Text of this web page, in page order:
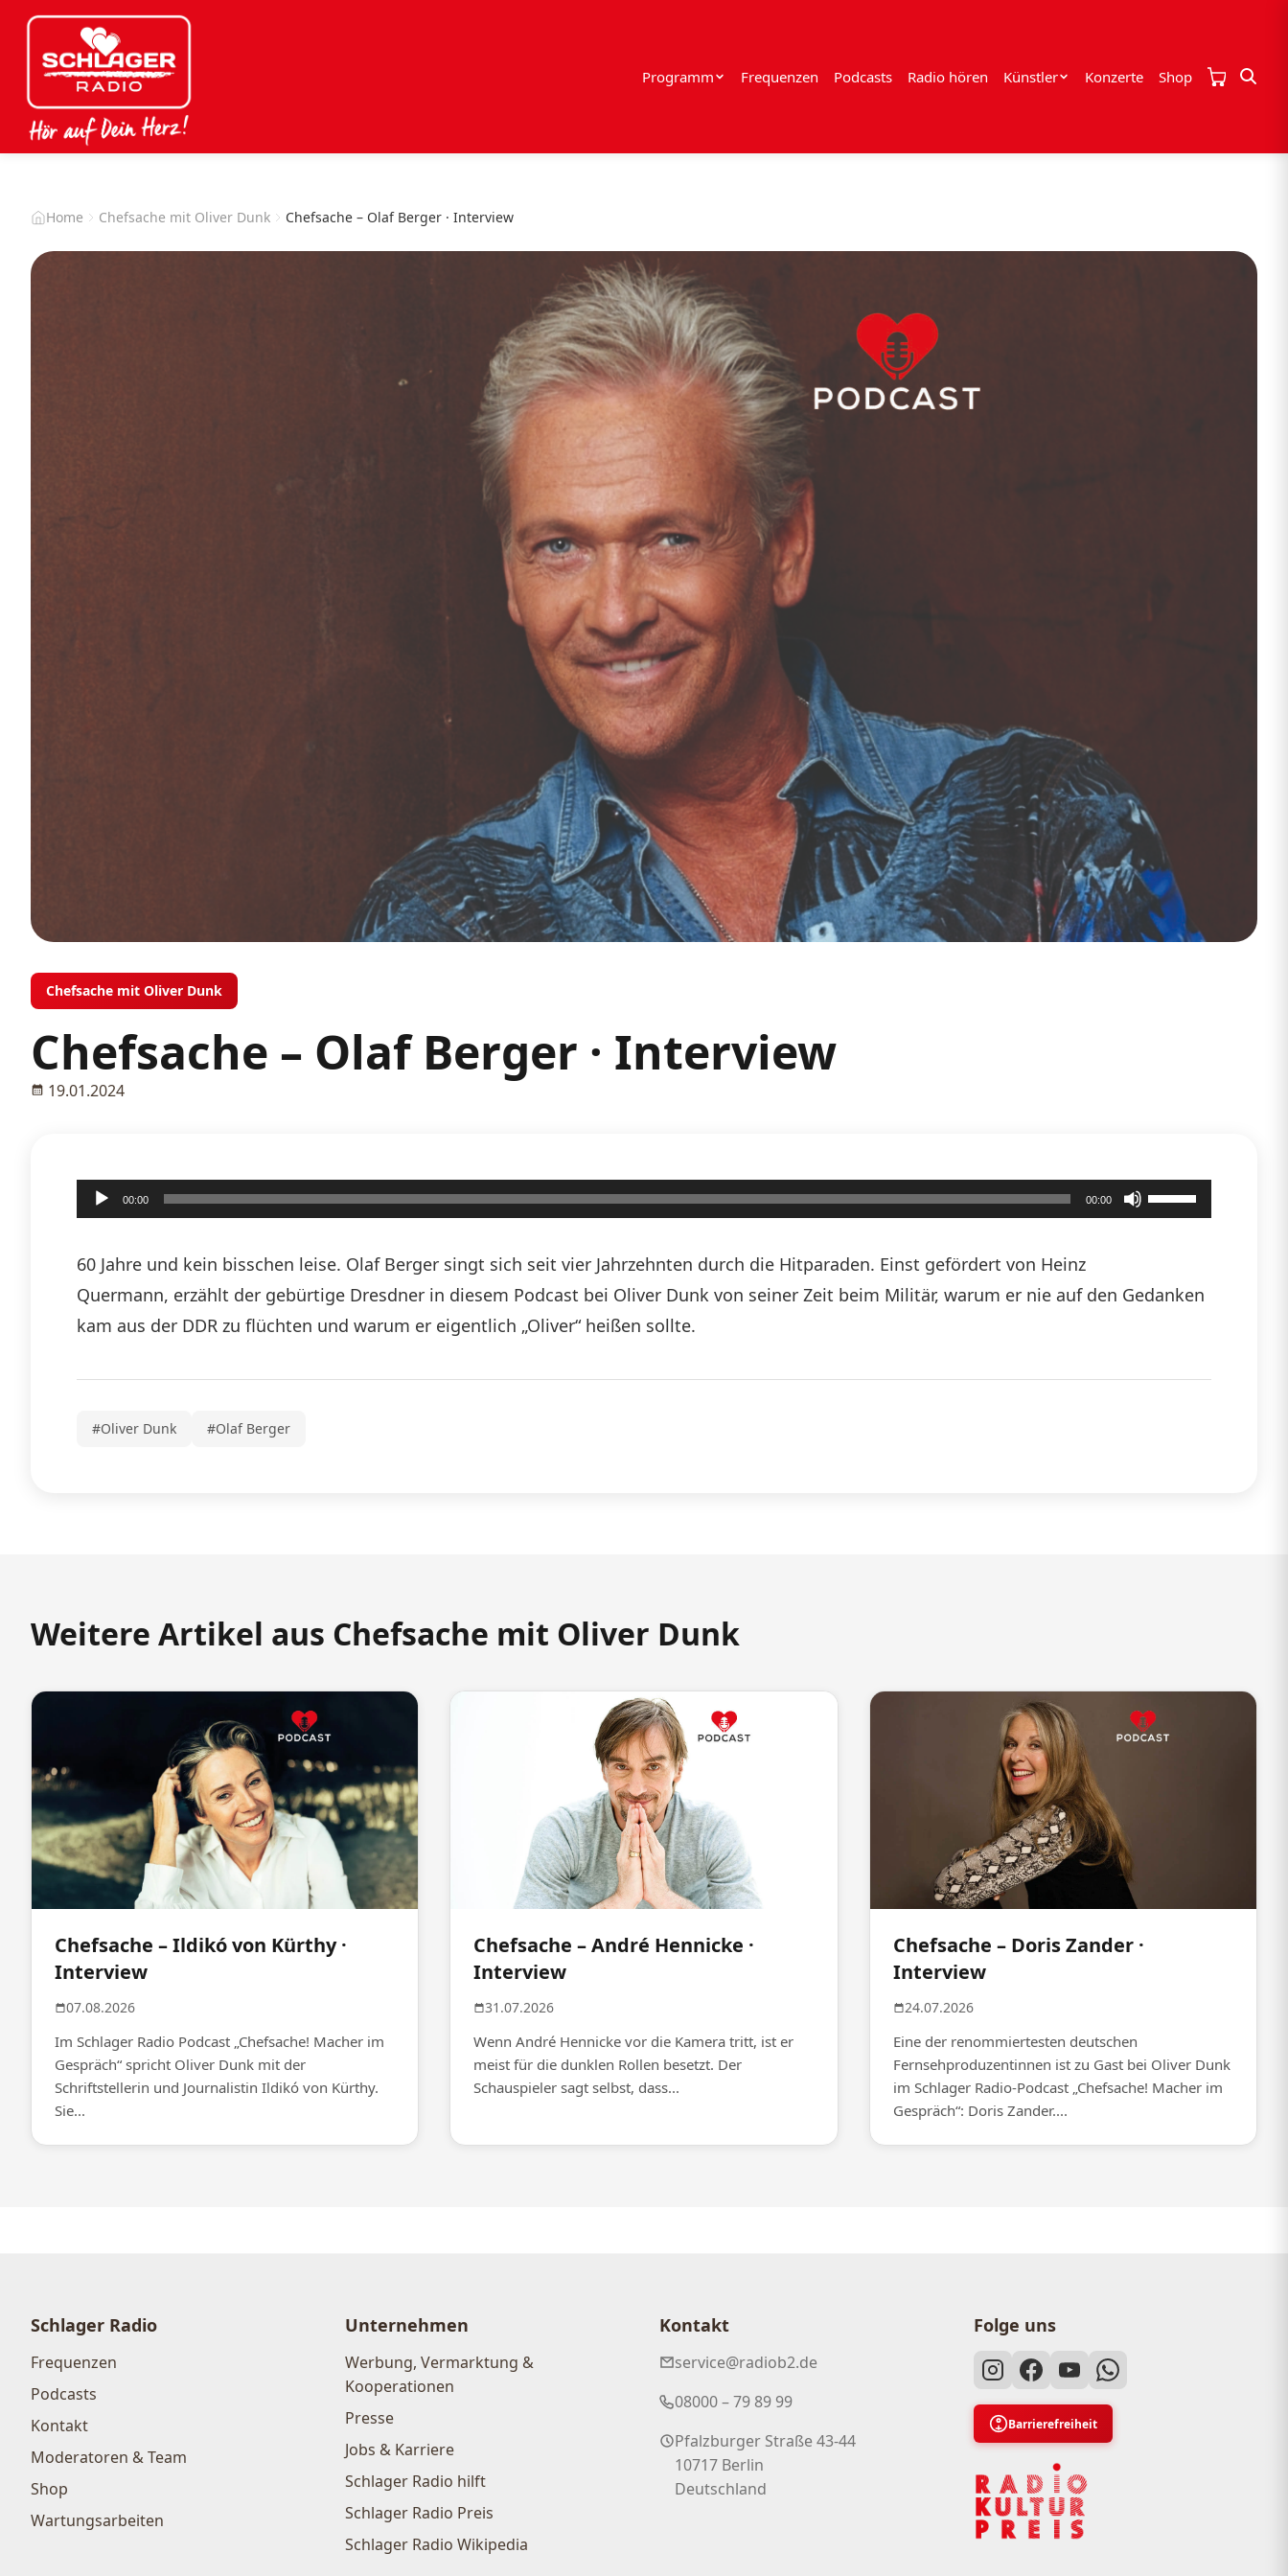
Programm Frequenzen Podcasts Radio hören Künstler Konzerte Shop
Home Chefsache mit Oliver Dunk Chefsache – Olaf Berger · Interview
Chefsache mit Oliver Dunk
Chefsache – Olaf Berger · Interview
19.01.2024
Audio-
Player
00:00 00:00
Pfeiltasten
Hoch/Runter
um
zu
60 Jahre und kein bisschen leise. Olaf Berger singt sich seit vier Jahrzehnten durch die Hitparaden. Einst gefördert von Heinz
Quermann, erzählt der gebürtige Dresdner in diesem Podcast bei Oliver Dunk von seiner Zeit beim Militär, warum er nie auf den Gedanken
kam aus der DDR zu flüchten und warum er eigentlich „Oliver“ heißen sollte.
#Oliver Dunk #Olaf Berger
Weitere Artikel aus Chefsache mit Oliver Dunk
Chefsache – Ildikó von Kürthy ·
Interview
07.08.2026
Im Schlager Radio Podcast „Chefsache! Macher im
Gespräch“ spricht Oliver Dunk mit der
Schriftstellerin und Journalistin Ildikó von Kürthy.
Sie...
Chefsache – André Hennicke ·
Interview
31.07.2026
Wenn André Hennicke vor die Kamera tritt, ist er
meist für die dunklen Rollen besetzt. Der
Schauspieler sagt selbst, dass...
Chefsache – Doris Zander ·
Interview
24.07.2026
Eine der renommiertesten deutschen
Fernsehproduzentinnen ist zu Gast bei Oliver Dunk
im Schlager Radio-Podcast „Chefsache! Macher im
Gespräch“: Doris Zander....
Schlager Radio
Frequenzen
Podcasts
Kontakt
Moderatoren & Team
Shop
Wartungsarbeiten
Unternehmen
Werbung, Vermarktung &
Kooperationen
Presse
Jobs & Karriere
Schlager Radio hilft
Schlager Radio Preis
Schlager Radio Wikipedia
Kontakt
service@radiob2.de
08000 – 79 89 99
Pfalzburger Straße 43-44
10717 Berlin
Deutschland
Folge uns
Barrierefreiheit